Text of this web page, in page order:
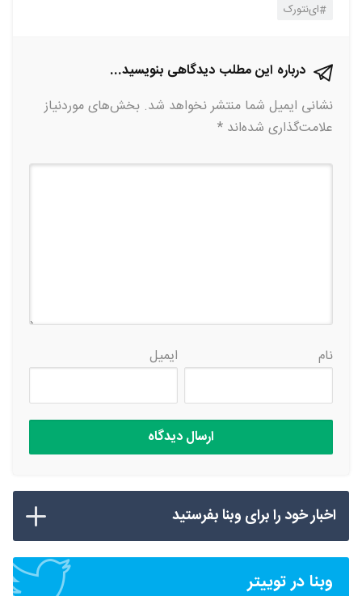
ای‌نتورک
درباره این مطلب دیدگاهی بنویسید...
نشانی ایمیل شما منتشر نخواهد شد. بخش‌های موردنیاز
علامت‌گذاری شده‌اند *
نام ایمیل
اخبار خود را برای وبنا بفرستید
وبنا در توییتر